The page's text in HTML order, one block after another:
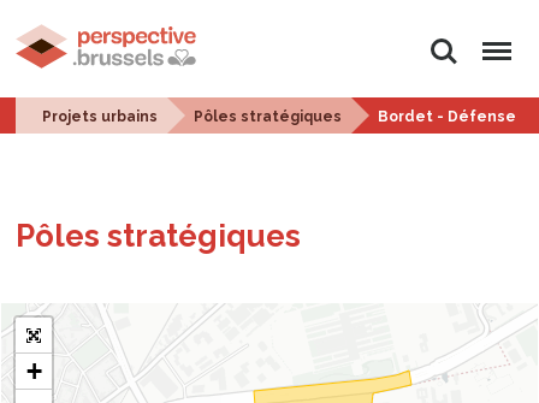
Rechercher
Menu
Projets urbains Pôles stratégiques Bordet - Défense
Pôles stra­té­giques
+